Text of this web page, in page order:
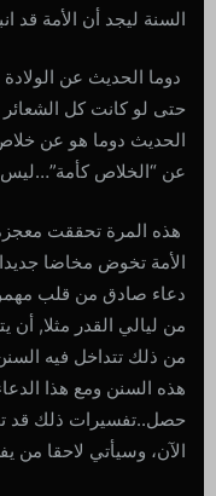
السنة ليجد أن الأمة قد
دوما الحديث عن
حتى لو كانت كل
الحديث دوما هو عن
عن “الخلاص
هذه المرة تحققت
الأمة تخوض مخاضا
دعاء صادق من قلب
من ليالي القدر مثلا, أن
من ذلك تتداخل فيه
هذه السنن ومع هذا
حصل..تفسيرات ذلك قد
الآن، وسيأتي لاحقا من